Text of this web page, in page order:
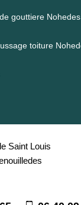
gouttiere Nohedes
toiture
Saint Louis